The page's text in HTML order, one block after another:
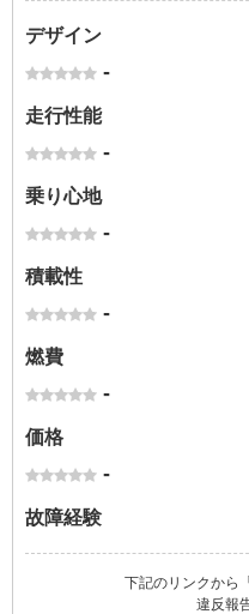
デザイン
-
走行性能
-
乗り心地
-
積載性
-
燃費
-
価格
-
故障経験
下記のリンクから
違反報